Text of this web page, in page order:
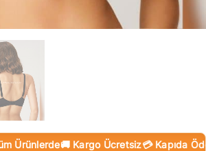
🚚 Kargo Ücretsiz💳 Kapıda